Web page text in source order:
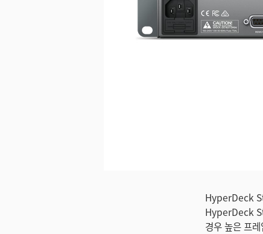
HyperDeck
HyperDeck
경우 높은 프